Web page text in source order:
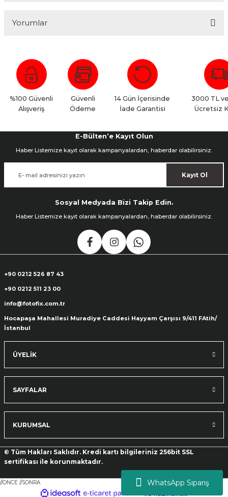
WhatsApp Sipariş
Yorumlar
Bu ürüne ilk yorumu siz yapın!
Yorum Yaz
%100 Güvenli
Alışveriş
Güvenli
Ödeme
14 Gün İçerisinde
İade Garantisi
3000 TL
Ücretsiz
E-Bülten’e Kayıt Olun
Haber Listemize kayıt olarak kampanyalardan, haberdar olabilirsiniz.
Kayıt Ol
Sosyal Medyada Bizi Takip Edin.
Haber Listemize kayıt olarak kampanyalardan, haberdar olabilirsiniz.
+90 0212 526 87 43
+90 0212 511 23 00
info@fotofix.com.tr
Hocapaşa Mahallesi Muradiye Caddesi Hayyam Çarşısı 9/411 FAtih/
İstanbul
ÜYELİK
SAYFALAR
KURUMSAL
© Tüm Hakları Saklıdır. Kredi kartı bilgileriniz 256bit SSL
sertifikası ile korunmaktadır.
//ONCE //SONRA
ideasoft